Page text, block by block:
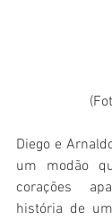
Diego e
um modão
corações
história de